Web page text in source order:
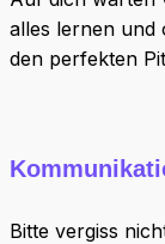
alles lernen und
den perfekten
Bitte vergiss